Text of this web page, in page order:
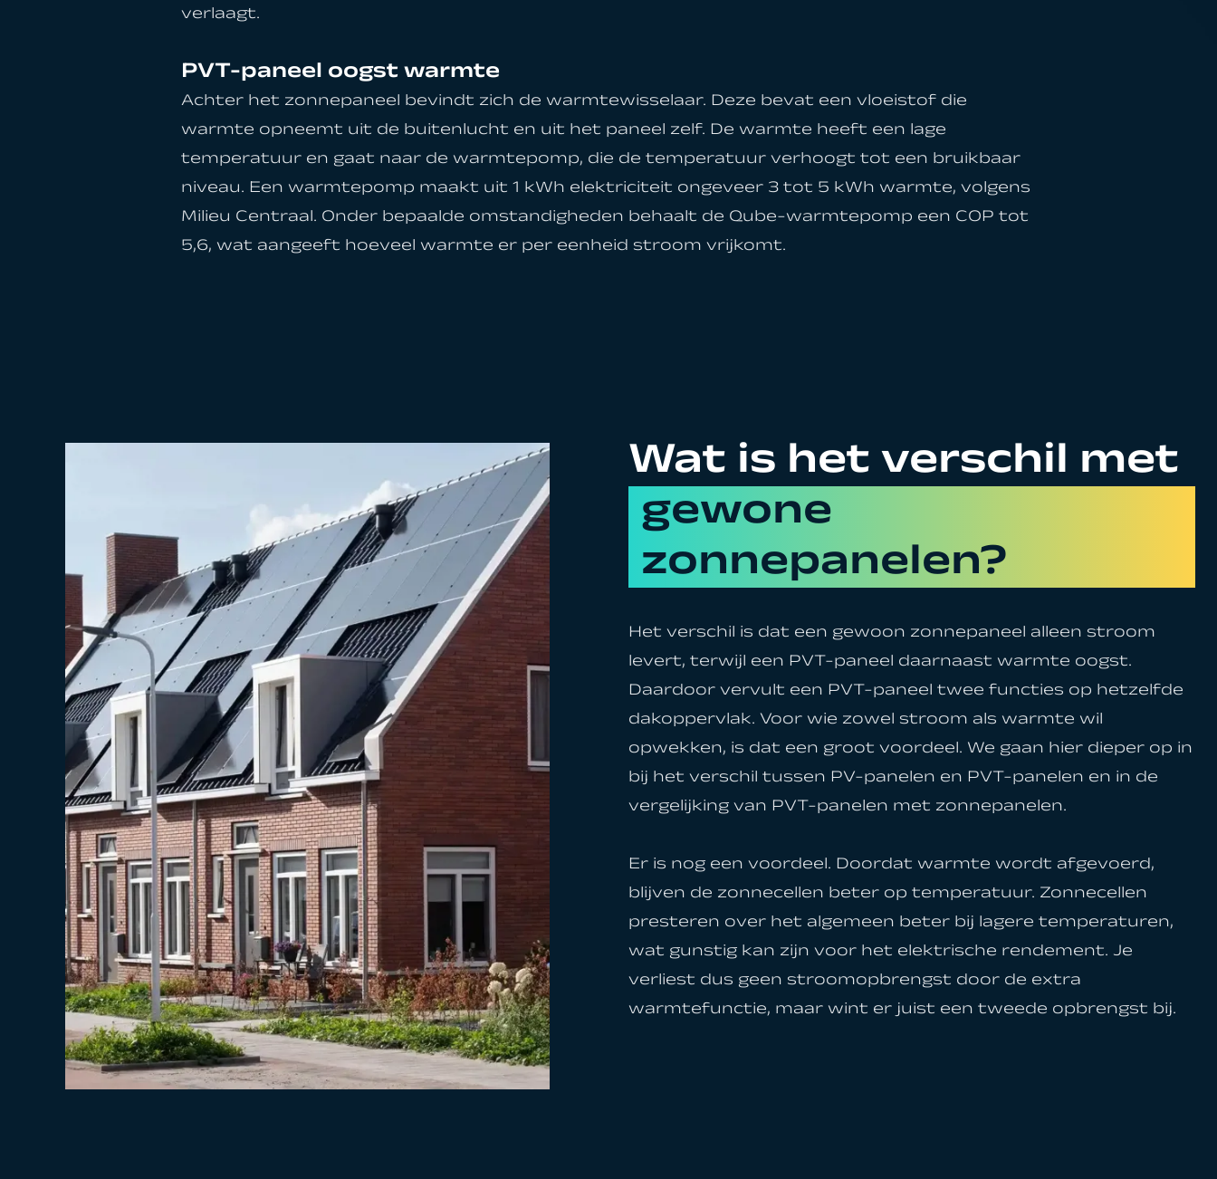
verlaagt.
PVT-paneel oogst warmte
Achter het zonnepaneel bevindt zich de warmtewisselaar. Deze bevat een vloeistof die
warmte opneemt uit de buitenlucht en uit het paneel zelf. De warmte heeft een lage
temperatuur en gaat naar de warmtepomp, die de temperatuur verhoogt tot een bruikbaar
niveau. Een warmtepomp maakt uit 1 kWh elektriciteit ongeveer 3 tot 5 kWh warmte, volgens
Milieu Centraal. Onder bepaalde omstandigheden behaalt de Qube-warmtepomp een COP tot
5,6, wat aangeeft hoeveel warmte er per eenheid stroom vrijkomt.
Wat is het verschil met
gewone
zonnepanelen?
Het verschil is dat een gewoon zonnepaneel alleen stroom
levert, terwijl een PVT-paneel daarnaast warmte oogst.
Daardoor vervult een PVT-paneel twee functies op hetzelfde
dakoppervlak. Voor wie zowel stroom als warmte wil
opwekken, is dat een groot voordeel. We gaan hier dieper op in
bij het verschil tussen PV-panelen en PVT-panelen en in de
vergelijking van PVT-panelen met zonnepanelen.
Er is nog een voordeel. Doordat warmte wordt afgevoerd,
blijven de zonnecellen beter op temperatuur. Zonnecellen
presteren over het algemeen beter bij lagere temperaturen,
wat gunstig kan zijn voor het elektrische rendement. Je
verliest dus geen stroomopbrengst door de extra
warmtefunctie, maar wint er juist een tweede opbrengst bij.